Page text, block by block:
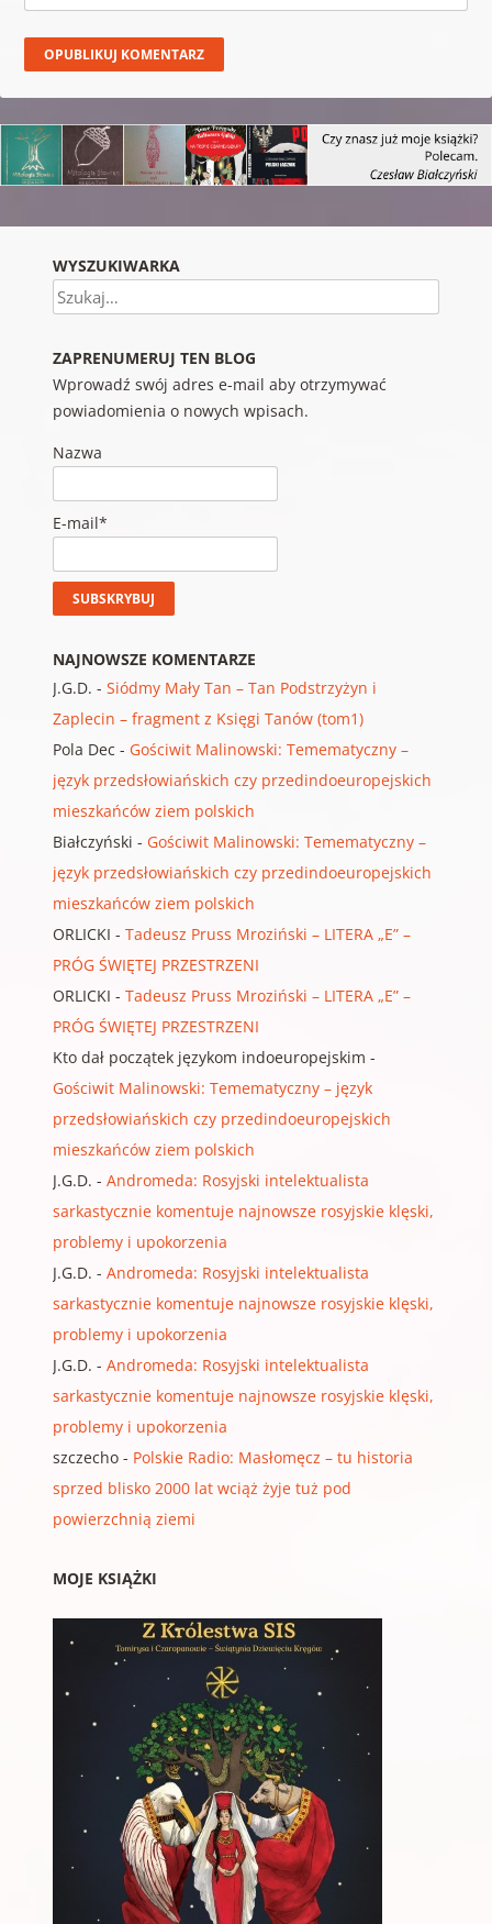
WYSZUKIWARKA
Szukaj
ZAPRENUMERUJ TEN BLOG
Wprowadź swój adres e-mail aby otrzymywać
powiadomienia o nowych wpisach.
Nazwa
E-mail*
NAJNOWSZE KOMENTARZE
J.G.D. - Siódmy Mały Tan – Tan Podstrzyżyn i
Zaplecin – fragment z Księgi Tanów (tom1)
Pola Dec - Gościwit Malinowski: Temematyczny –
język przedsłowiańskich czy przedindoeuropejskich
mieszkańców ziem polskich
Białczyński - Gościwit Malinowski: Temematyczny –
język przedsłowiańskich czy przedindoeuropejskich
mieszkańców ziem polskich
ORLICKI - Tadeusz Pruss Mroziński – LITERA „E” –
PRÓG ŚWIĘTEJ PRZESTRZENI
ORLICKI - Tadeusz Pruss Mroziński – LITERA „E” –
PRÓG ŚWIĘTEJ PRZESTRZENI
Kto dał początek językom indoeuropejskim -
Gościwit Malinowski: Temematyczny – język
przedsłowiańskich czy przedindoeuropejskich
mieszkańców ziem polskich
J.G.D. - Andromeda: Rosyjski intelektualista
sarkastycznie komentuje najnowsze rosyjskie klęski,
problemy i upokorzenia
J.G.D. - Andromeda: Rosyjski intelektualista
sarkastycznie komentuje najnowsze rosyjskie klęski,
problemy i upokorzenia
J.G.D. - Andromeda: Rosyjski intelektualista
sarkastycznie komentuje najnowsze rosyjskie klęski,
problemy i upokorzenia
szczecho- Polskie Radio: Masłomęcz – tu historia
sprzed blisko 2000 lat wciąż żyje tuż pod
powierzchnią ziemi
MOJE KSIĄŻKI